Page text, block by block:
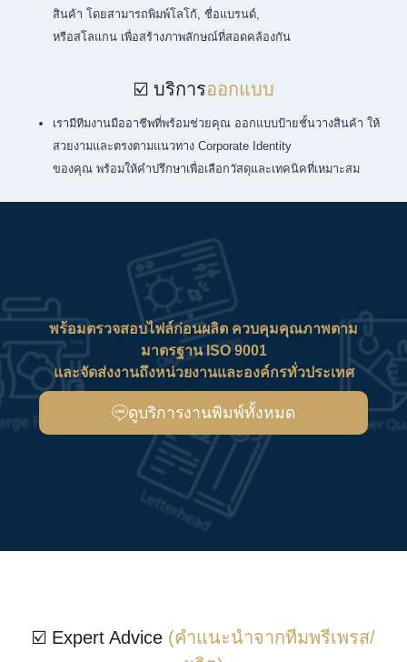
สินค้า โดยสามารถพิมพ์โลโก้, ชื่อแบรนด์,
หรือสโลแกน เพื่อสร้างภาพลักษณ์ที่สอดคล้องกัน
☑️ บริการออกแบบ
เรามีทีมงานมืออาชีพที่พร้อมช่วยคุณ ออกแบบป้ายชั้นวางสินค้า ให้
สวยงามและตรงตามแนวทาง Corporate Identity
ของคุณ พร้อมให้คำปรึกษาเพื่อเลือกวัสดุและเทคนิคที่เหมาะสม
พร้อมตรวจสอบไฟล์ก่อนผลิต ควบคุมคุณภาพตาม
มาตรฐาน ISO 9001
และจัดส่งงานถึงหน่วยงานและองค์กรทั่วประเทศ
ดูบริการงานพิมพ์ทั้งหมด
☑️ Expert Advice (คำแนะนำจากทีมพรีเพรส/